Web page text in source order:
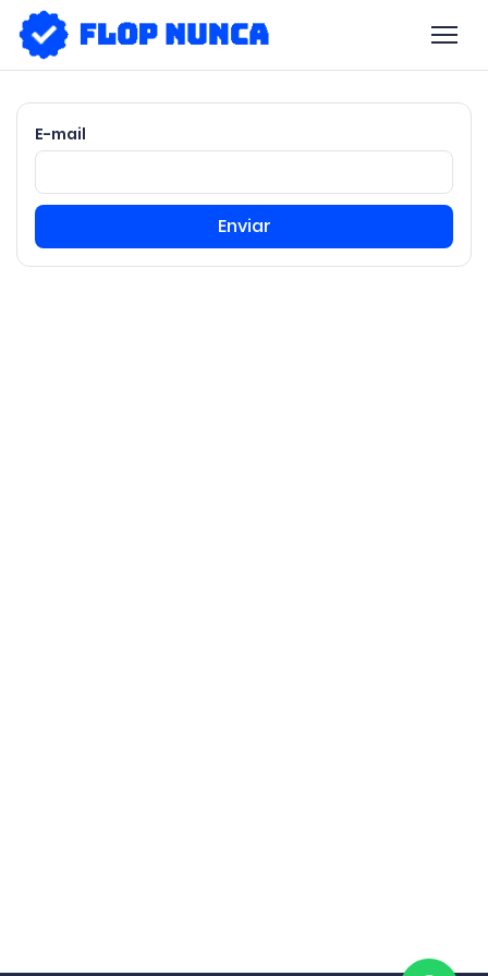
E-mail
Enviar